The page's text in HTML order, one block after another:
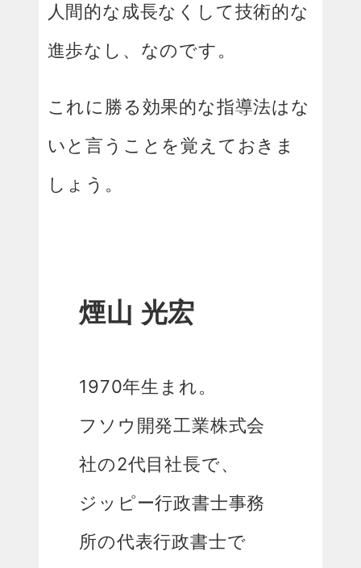
人間的な成長なくして技術的な
進歩なし、なのです。
これに勝る効果的な指導法はな
いと言うことを覚えておきま
しょう。
煙山 光宏
1970年生まれ。
フソウ開発工業株式会
社の2代目社長で、
ジッピー行政書士事務
所の代表行政書士で